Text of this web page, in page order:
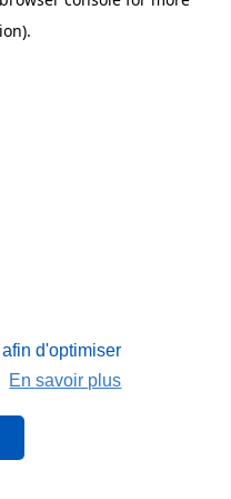
d'optimiser
En savoir plus
.